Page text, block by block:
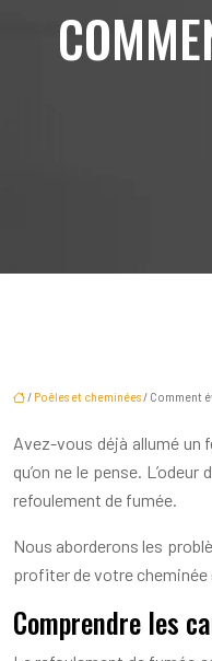
/ Poêles et cheminées/ Comment
Avez-vous déjà allumé
qu’on ne le pense.
refoulement de fumée.
Nous aborderons les
profiter de votre
Comprendre les